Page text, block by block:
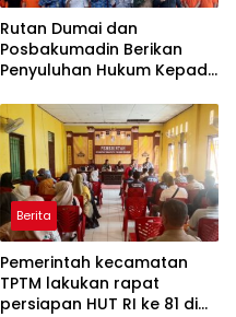
Rutan Dumai dan
Posbakumadin Berikan
Penyuluhan Hukum Kepada
Berita
Pemerintah kecamatan
TPTM lakukan rapat
persiapan HUT RI ke 81 di